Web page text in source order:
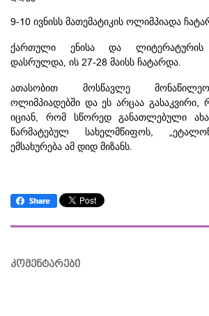
9-10 ივნისს მათემატიკის ოლიმპიადა
ქართული ენისა და ლიტერატურის
დასრულდა, ის 27-28 მაისს ჩატარდა.
ათასობით მოსწავლე
ოლიმპიადებში და ეს არცაა გასაკვირი,
იციან, რომ სწორედ განათლებული
წარმატებულ
სახელმწიფოს, „
ემსახურება ამ დიდ მიზანს.
კომენტარები